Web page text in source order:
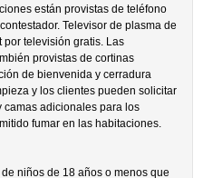
están provistas de teléfono
Televisor de plasma de
televisión gratis. Las
provistas de cortinas
de bienvenida y cerradura
y los clientes pueden solicitar
camas adicionales para los
fumar en las habitaciones.
niños de 18 años o menos que